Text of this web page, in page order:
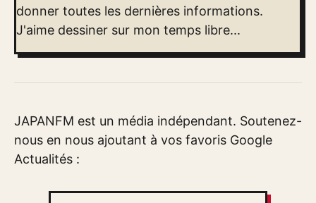
donner toutes les dernières informations.
J'aime dessiner sur mon temps libre...
JAPANFM est un média indépendant. Soutenez-
nous en nous ajoutant à vos favoris Google
Actualités :